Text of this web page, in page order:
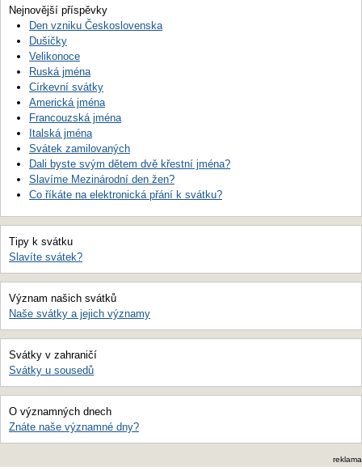
Nejnovější příspěvky
Den vzniku Československa
Dušičky
Velikonoce
Ruská jména
Církevní svátky
Americká jména
Francouzská jména
Italská jména
Svátek zamilovaných
Dali byste svým dětem dvě křestní jména?
Slavíme Mezinárodní den žen?
Co říkáte na elektronická přání k svátku?
Tipy k svátku
Slavíte svátek?
Význam našich svátků
Naše svátky a jejich významy
Svátky v zahraničí
Svátky u sousedů
O významných dnech
Znáte naše významné dny?
reklama